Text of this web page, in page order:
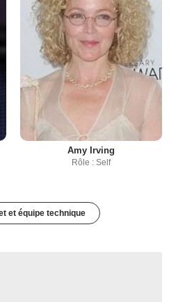
Amy Irving
Rôle : Self
et équipe technique